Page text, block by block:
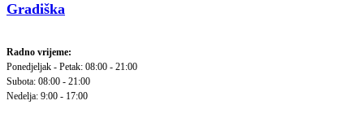
Gradiška
Radno vrijeme:
Ponedjeljak - Petak: 08:00 - 21:00
Subota: 08:00 - 21:00
Nedelja: 9:00 - 17:00